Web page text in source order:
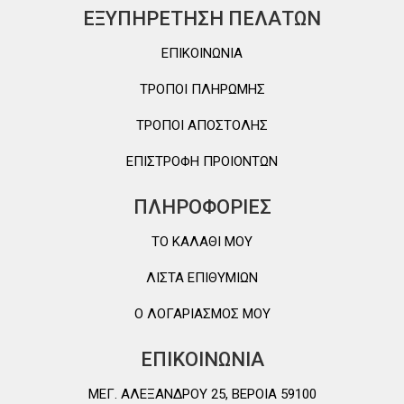
ΕΞΥΠΗΡΕΤΗΣΗ ΠΕΛΑΤΩΝ
ΕΠΙΚΟΙΝΩΝΙΑ
ΤΡΟΠΟΙ ΠΛΗΡΩΜΗΣ
ΤΡΟΠΟΙ ΑΠΟΣΤΟΛΗΣ
ΕΠΙΣΤΡΟΦΗ ΠΡΟΙΟΝΤΩΝ
ΠΛΗΡΟΦΟΡΙΕΣ
TO ΚΑΛΑΘΙ MOY
ΛΙΣΤΑ ΕΠΙΘΥΜΙΩΝ
Ο ΛΟΓΑΡΙΑΣΜΟΣ ΜΟΥ
ΕΠΙΚΟΙΝΩΝΙΑ
ΜΕΓ. ΑΛΕΞΑΝΔΡΟΥ 25, ΒΕΡΟΙΑ 59100